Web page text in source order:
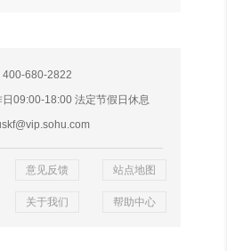
400-680-2822
日09:00-18:00 法定节假日休息
意见反馈 站点地图
关于我们 帮助中心